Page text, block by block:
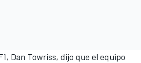
Dan Towriss, dijo que el equipo